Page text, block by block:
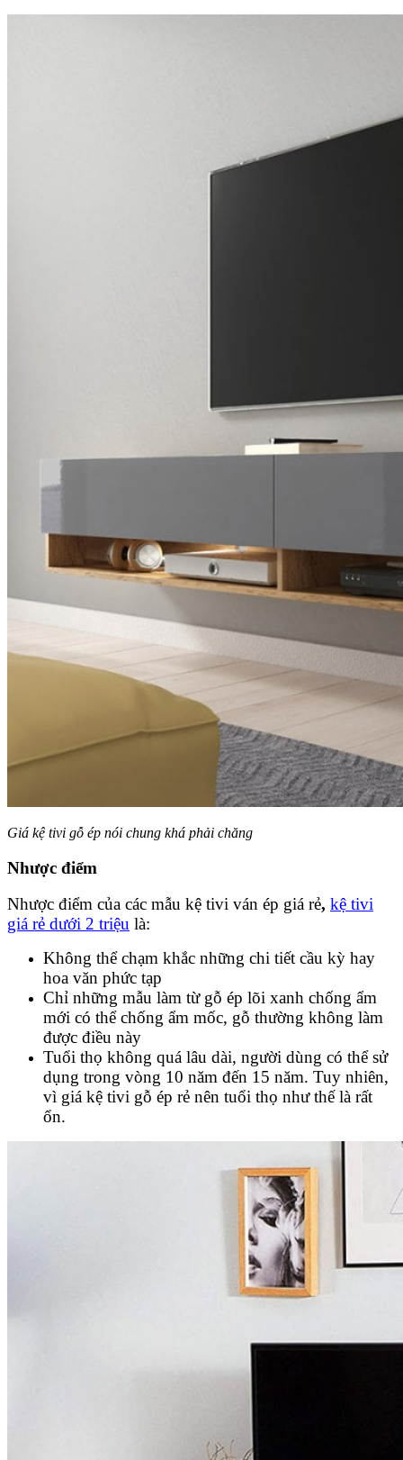
Giá kệ tivi gỗ ép nói chung khá phải chăng
Nhược điểm
Nhược điểm của các mẫu kệ tivi ván ép giá rẻ, kệ tivi
giá rẻ dưới 2 triệu là:
Không thể chạm khắc những chi tiết cầu kỳ hay
hoa văn phức tạp
Chỉ những mẫu làm từ gỗ ép lõi xanh chống ẩm
mới có thể chống ẩm mốc, gỗ thường không làm
được điều này
Tuổi thọ không quá lâu dài, người dùng có thể sử
dụng trong vòng 10 năm đến 15 năm. Tuy nhiên,
vì giá kệ tivi gỗ ép rẻ nên tuổi thọ như thế là rất
ổn.